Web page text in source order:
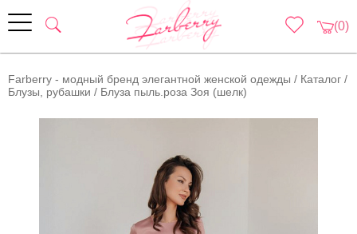
(0)
Farberry - модный бренд элегантной женской одежды / Каталог /
Блузы, рубашки / Блуза пыль.роза Зоя (шелк)